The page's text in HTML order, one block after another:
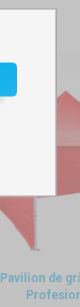
Pavilion de